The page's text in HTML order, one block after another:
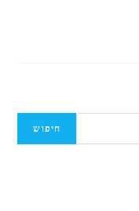
חיפוש